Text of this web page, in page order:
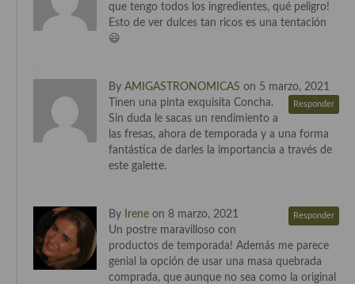
Cocina Castilla – La Mancha
Cocina Extremeña
Cocina Gallega
Cocina Madrileña
Cocina Navarra
Cocina Riojana
Cocina Valenciana
que tengo todos los ingredientes, qué peligro!
Esto de ver dulces tan ricos es una tentación
😃
By AMIGASTRONOMICAS on 5 marzo, 2021
Responder
Tinen una pinta exquisita Concha.
Sin duda le sacas un rendimiento a
las fresas, ahora de temporada y a una forma
fantástica de darles la importancia a través de
este galette.
By Irene on 8 marzo, 2021 Responder
Un postre maravilloso con
productos de temporada! Además me parece
genial la opción de usar una masa quebrada
comprada, que aunque no sea como la original